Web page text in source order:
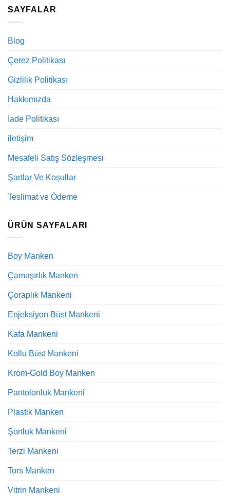
SAYFALAR
Blog
Çerez Politikası
Gizlilik Politikası
Hakkımızda
İade Politikası
iletişim
Mesafeli Satış Sözleşmesi
Şartlar Ve Koşullar
Teslimat ve Ödeme
ÜRÜN SAYFALARI
Boy Manken
Çamaşırlık Manken
Çoraplık Mankeni
Enjeksiyon Büst Mankeni
Kafa Mankeni
Kollu Büst Mankeni
Krom-Gold Boy Manken
Pantolonluk Mankeni
Plastik Manken
Şortluk Mankeni
Terzi Mankeni
Tors Manken
Vitrin Mankeni